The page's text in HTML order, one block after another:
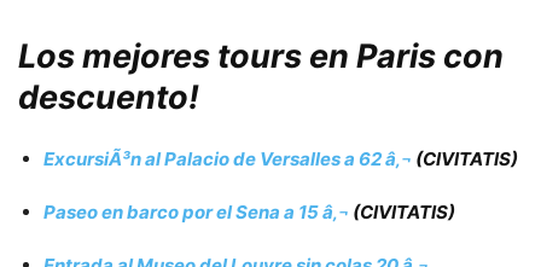
Los mejores toursen Pari­s con
descuento!
ExcursiÃ³n al Palacio de Versalles a 62 â‚¬ (CIVITATIS)
Paseo en barco por el Sena a 15 â‚¬ (CIVITATIS)